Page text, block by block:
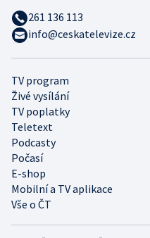
TV program
Živé vysílání
TV poplatky
Teletext
Podcasty
Počasí
E-shop
Mobilní a TV aplikace
Vše o ČT
261 136 113
info@ceskatelevize.cz